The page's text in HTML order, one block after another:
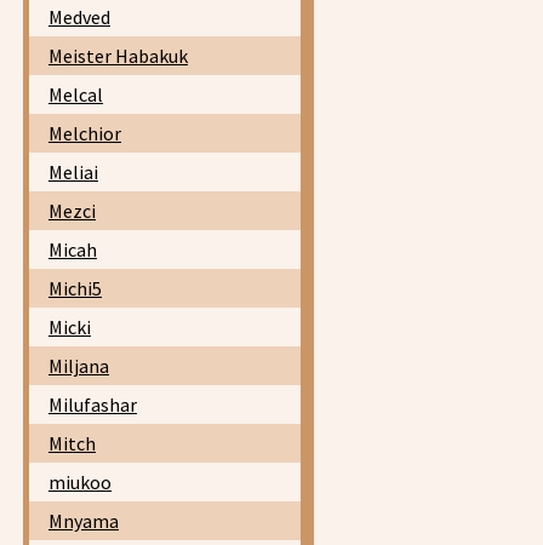
Medved
Meister Habakuk
Melcal
Melchior
Meliai
Mezci
Micah
Michi5
Micki
Miljana
Milufashar
Mitch
miukoo
Mnyama